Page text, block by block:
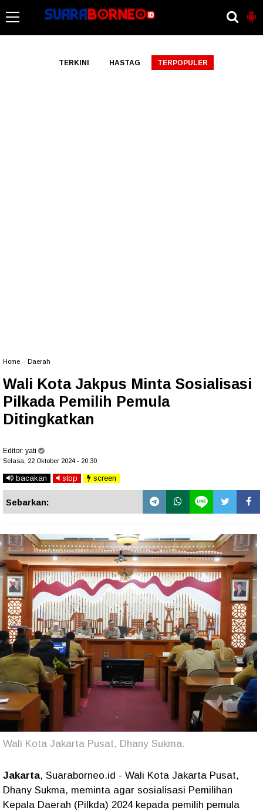
TERKINI HASTAG TERPOPULER
Home Daerah
Wali Kota Jakpus Minta Sosialisasi
Pilkada Pemilih Pemula
Ditingkatkan
Editor: yati
Selasa, 22 Oktober 2024 - 20.30
bacakan stop screen
Sebarkan:
Wali Kota Jakarta Pusat, Dhany Sukma.
Jakarta, Suaraborneo.id - Wali Kota Jakarta Pusat,
Dhany Sukma, meminta agar sosialisasi Pemilihan
Kepala Daerah (Pilkda) 2024 kepada pemilih pemula